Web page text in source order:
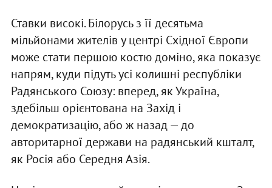
Ставки високі. Білорусь з її десятьма
мільйонами жителів у центрі Східної Європи
може стати першою костю доміно, яка показує
напрям, куди підуть усі колишні республіки
Радянського Союзу: вперед, як Україна,
здебільш орієнтована на Захід і
демократизацію, або ж назад — до
авторитарної держави на радянський кшталт,
як Росія або Середня Азія.